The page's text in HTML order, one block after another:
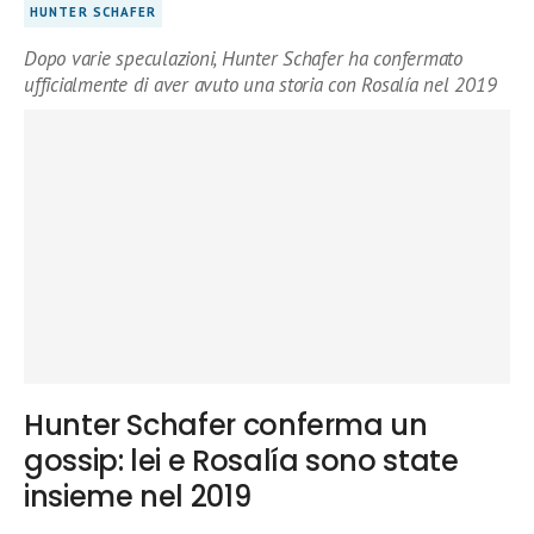
HUNTER SCHAFER
Dopo varie speculazioni, Hunter Schafer ha confermato
ufficialmente di aver avuto una storia con Rosalía nel 2019
Hunter Schafer conferma un
gossip: lei e Rosalía sono state
insieme nel 2019